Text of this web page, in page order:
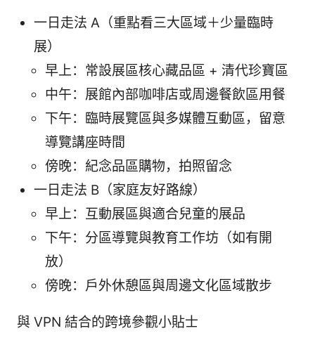
一日走法 A（重點看三大區域＋少量臨時
展）
早上：常設展區核心藏品區 + 清代珍寶區
中午：展館內部咖啡店或周邊餐飲區用餐
下午：臨時展覽區與多媒體互動區，留意
導覽講座時間
傍晚：紀念品區購物，拍照留念
一日走法 B（家庭友好路線）
早上：互動展區與適合兒童的展品
下午：分區導覽與教育工作坊（如有開
放）
傍晚：戶外休憩區與周邊文化區域散步
與 VPN 結合的跨境參觀小貼士